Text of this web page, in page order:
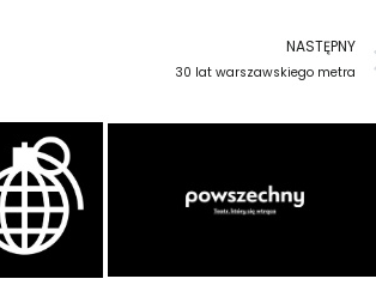
NASTĘPNY
30 lat warszawskiego metra